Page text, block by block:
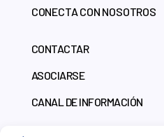
CONECTA CON NOSOTROS
CONTACTAR
ASOCIARSE
CANAL DE INFORMACIÓN